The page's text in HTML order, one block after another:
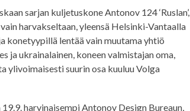
sarjan kuljetuskone Antonov 124 ‘Ruslan’,
harvakseltaan, yleensä Helsinki-Vantaalla
konetyypillä lentää vain muutama yhtiö
ja ukrainalainen, koneen valmistajan oma,
ylivoimaisesti suurin osa kuuluu Volga
harvinaisempi Antonov Design Bureaun,